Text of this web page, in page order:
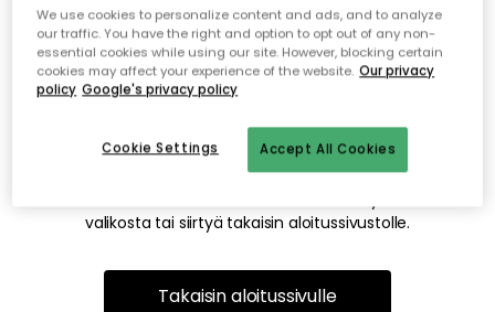
Emme valitettavasti löydä
etsimääsi sivua
Tämä voi johtua siitä, että sivua ei enää ole tai siitä, että se
on siirretty muualle. Pahoittelemme tästä mahdollisesti
valikosta tai siirtyä takaisin aloitussivustolle.
Takaisin aloitussivulle
We use cookies to personalize content and ads, and to analyze
our traffic. You have the right and option to opt out of any non-
essential cookies while using our site. However, blocking certain
cookies may affect your experience of the website. Our privacy
policy Google's privacy policy
Accept All Cookies
Cookie Settings